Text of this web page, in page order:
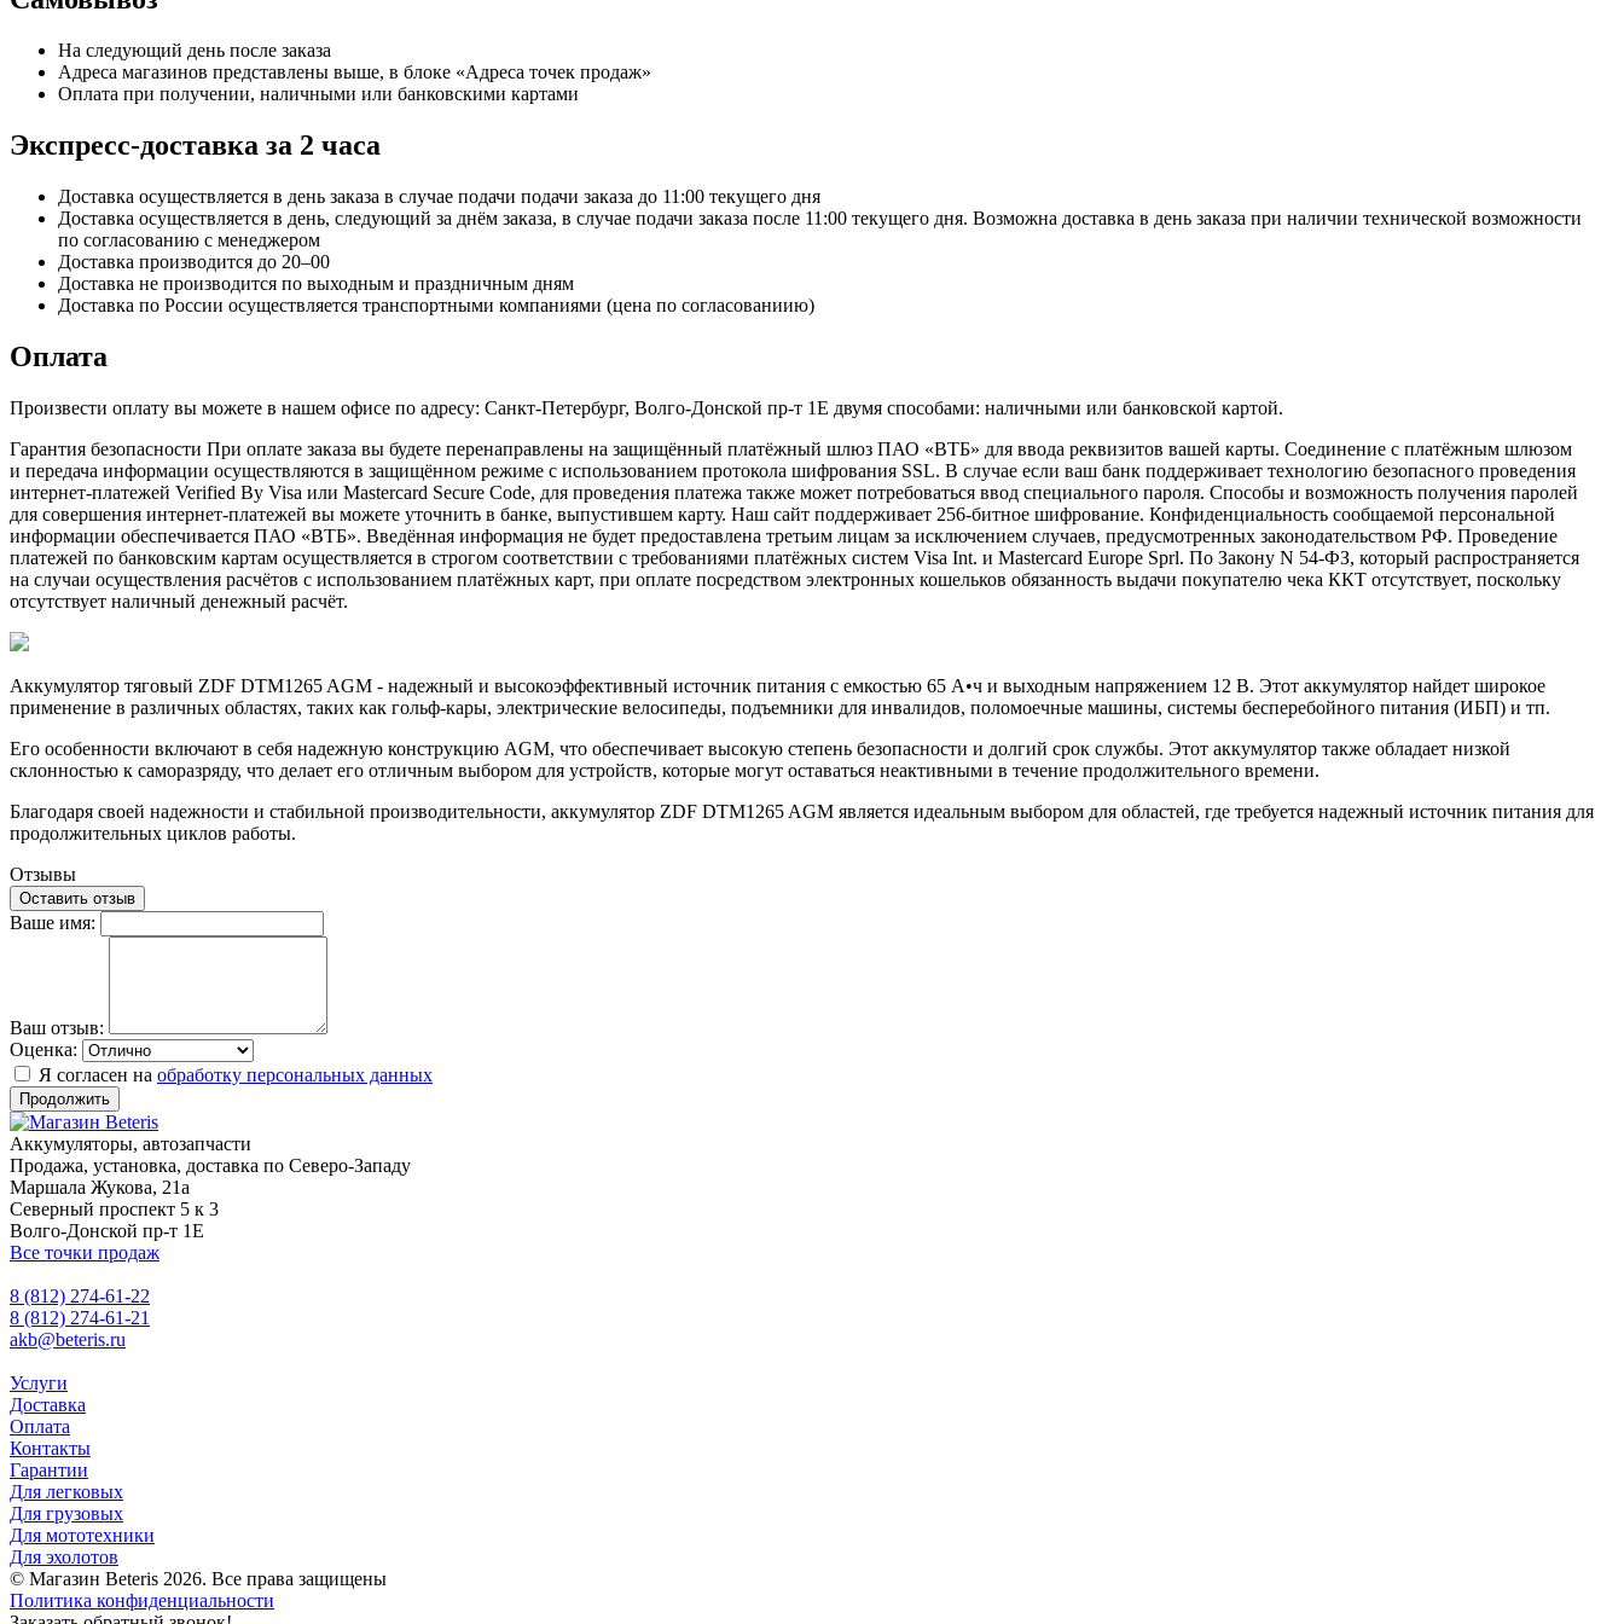
На следующий день после заказа
Адреса магазинов представлены выше, в блоке «Адреса точек продаж»
Оплата при получении, наличными или банковскими картами
Экспресс-доставка за 2 часa
Доставка осуществляется в день заказа в случае подачи подачи заказа до 11:00 текущего дня
Доставка осуществляется в день, следующий за днём заказа, в случае подачи заказа после 11:00 текущего дня. Возможна доставка в день заказа при наличии технической возможности
по согласованию с менеджером
Доставка производится до 20–00
Доставка не производится по выходным и праздничным дням
Доставка по России осуществляется транспортными компаниями (цена по согласованиию)
Оплата
Произвести оплату вы можете в нашем офисе по адресу: Санкт-Петербург, Волго-Донской пр-т 1Е двумя способами: наличными или банковской картой.
Гарантия безопасности При оплате заказа вы будете перенаправлены на защищённый платёжный шлюз ПАО «ВТБ» для ввода реквизитов вашей карты. Соединение с платёжным шлюзом
и передача информации осуществляются в защищённом режиме с использованием протокола шифрования SSL. В случае если ваш банк поддерживает технологию безопасного проведения
интернет-платежей Verified By Visa или Mastercard Secure Code, для проведения платежа также может потребоваться ввод специального пароля. Способы и возможность получения паролей
для совершения интернет-платежей вы можете уточнить в банке, выпустившем карту. Наш сайт поддерживает 256-битное шифрование. Конфиденциальность сообщаемой персональной
информации обеспечивается ПАО «ВТБ». Введённая информация не будет предоставлена третьим лицам за исключением случаев, предусмотренных законодательством РФ. Проведение
платежей по банковским картам осуществляется в строгом соответствии с требованиями платёжных систем Visa Int. и Mastercard Europe Sprl. По Закону N 54-ФЗ, который распространяется
на случаи осуществления расчётов с использованием платёжных карт, при оплате посредством электронных кошельков обязанность выдачи покупателю чека ККТ отсутствует, поскольку
отсутствует наличный денежный расчёт.
Аккумулятор тяговый ZDF DTM1265 AGM - надежный и высокоэффективный источник питания с емкостью 65 А•ч и выходным напряжением 12 В. Этот аккумулятор найдет широкое
применение в различных областях, таких как гольф-кары, электрические велосипеды, подъемники для инвалидов, поломоечные машины, системы бесперебойного питания (ИБП) и тп.
Его особенности включают в себя надежную конструкцию AGM, что обеспечивает высокую степень безопасности и долгий срок службы. Этот аккумулятор также обладает низкой
склонностью к саморазряду, что делает его отличным выбором для устройств, которые могут оставаться неактивными в течение продолжительного времени.
Благодаря своей надежности и стабильной производительности, аккумулятор ZDF DTM1265 AGM является идеальным выбором для областей, где требуется надежный источник питания для
продолжительных циклов работы.
Отзывы
Оставить отзыв
Ваше имя:
Ваш отзыв:
Оценка:
Я согласен на обработку персональных данных
Продолжить
Аккумуляторы, автозапчасти
Продажа, установка, доставка по Северо-Западу
Маршала Жукова, 21а
Северный проспект 5 к 3
Волго-Донской пр-т 1Е
Все точки продаж
8 (812) 274-61-22
8 (812) 274-61-21
akb@beteris.ru
Услуги
Доставка
Оплата
Контакты
Гарантии
Для легковых
Для грузовых
Для мототехники
Для эхолотов
© Магазин Beteris 2026. Все права защищены
Политика конфиденциальности